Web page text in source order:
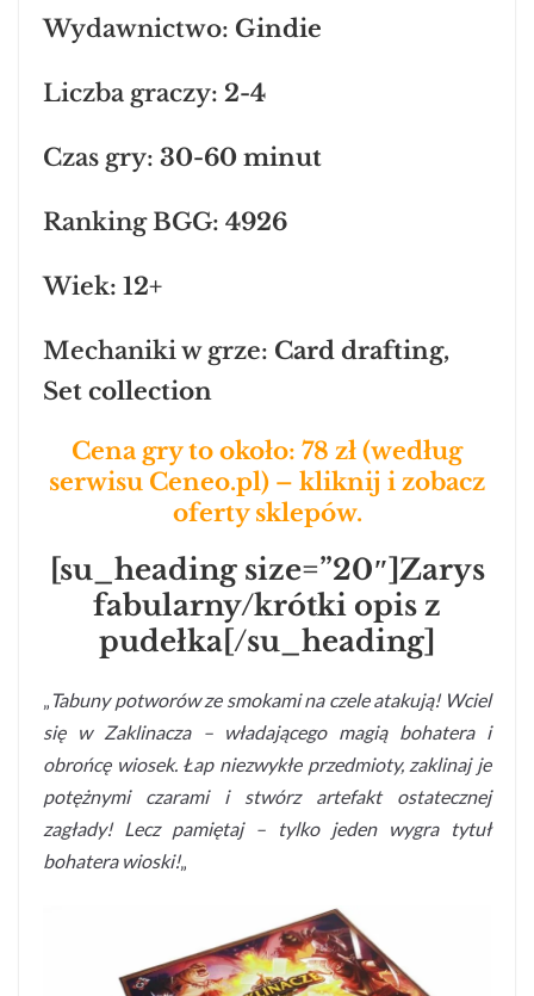
Wydawnictwo: Gindie
Liczba graczy: 2-4
Czas gry: 30-60 minut
Ranking BGG: 4926
Wiek: 12+
Mechaniki w grze: Card drafting,
Set collection
Cena gry to około: 78 zł (według
serwisu Ceneo.pl) – kliknij i zobacz
oferty sklepów.
[su_heading size=”20″]Zarys
fabularny/krótki opis z
pudełka[/su_heading]
„ Tabuny potworów ze smokami na czele atakują! Wciel
się w Zaklinacza – władającego magią bohatera i
obrońcę wiosek. Łap niezwykłe przedmioty, zaklinaj je
potężnymi czarami i stwórz artefakt ostatecznej
zagłady! Lecz pamiętaj – tylko jeden wygra tytuł
bohatera wioski!„